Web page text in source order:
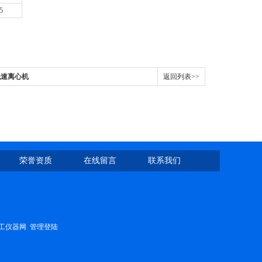
离心机 返回列表>>
荣誉资质 在线留言 联系我们
仪器网 管理登陆